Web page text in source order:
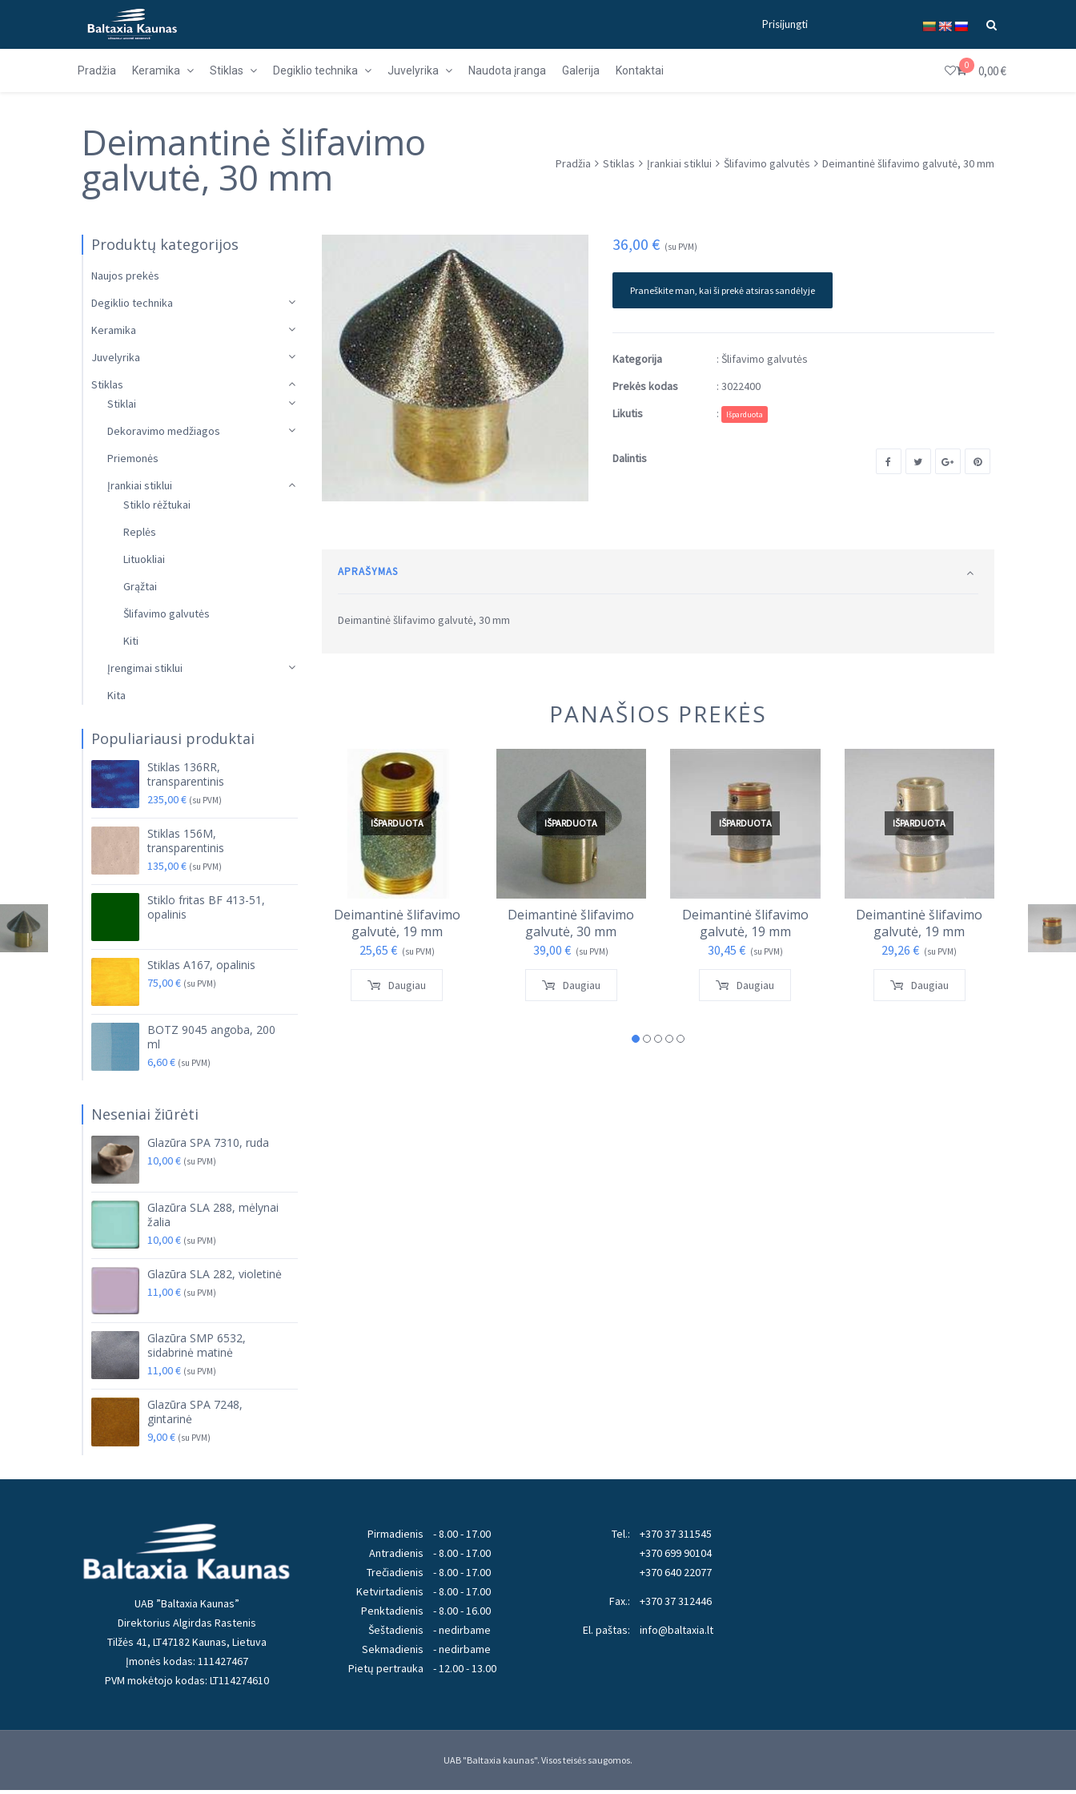
Prisijungti
Pradžia Keramika Stiklas Degiklio technika Juvelyrika Naudota įranga Galerija Kontaktai 0 0,00€
Deimantinė šlifavimo
galvutė, 30 mm Pradžia Stiklas Įrankiai stiklui Šlifavimo galvutės Deimantinė šlifavimo galvutė, 30 mm
36,00 € (su PVM)
Praneškite man, kai ši prekė atsiras sandėlyje
Kategorija : Šlifavimo galvutės
Prekės kodas
: 3022400
Likutis
: Išparduota
Dalintis
APRAŠYMAS
Deimantinė šlifavimo galvutė, 30 mm
PANAŠIOS PREKĖS
IŠPARDUOTA
Deimantinė šlifavimo
galvutė, 19 mm
25,65 € (su PVM)
Daugiau
IŠPARDUOTA
Deimantinė šlifavimo
galvutė, 30 mm
39,00€ (su PVM)
Daugiau
IŠPARDUOTA
Deimantinė šlifavimo
galvutė, 19 mm
30,45 € (su PVM)
Daugiau
IŠPARDUOTA
Deimantinė šlifavimo
galvutė, 19 mm
29,26€ (su PVM)
Daugiau
Produktų kategorijos
Naujos prekės
Degiklio technika
Keramika
Juvelyrika
Stiklas
Stiklai
Dekoravimo medžiagos
Priemonės
Įrankiai stiklui
Stiklo rėžtukai
Replės
Lituokliai
Grąžtai
Šlifavimo galvutės
Kiti
Įrengimai stiklui
Kita
Populiariausi produktai
Stiklas 136RR,
transparentinis
235,00€ (su PVM)
Stiklas 156M,
transparentinis
135,00€ (su PVM)
Stiklo fritas BF 413-51,
opalinis
Stiklas A167, opalinis
75,00€ (su PVM)
BOTZ 9045 angoba, 200
ml
6,60€ (su PVM)
Neseniai žiūrėti
Glazūra SPA 7310, ruda
10,00€ (su PVM)
Glazūra SLA 288, mėlynai
žalia
10,00€ (su PVM)
Glazūra SLA 282, violetinė
11,00€ (su PVM)
Glazūra SMP 6532,
sidabrinė matinė
11,00€ (su PVM)
Glazūra SPA 7248,
gintarinė
9,00€ (su PVM)
UAB ”Baltaxia Kaunas”
Direktorius Algirdas Rastenis
Tilžės 41, LT47182 Kaunas, Lietuva
Įmonės kodas: 111427467
PVM mokėtojo kodas: LT114274610
Pirmadienis
Antradienis
Trečiadienis
Ketvirtadienis
Penktadienis
Šeštadienis
Sekmadienis
Pietų pertrauka
- 8.00 - 17.00
- 8.00 - 17.00
- 8.00 - 17.00
- 8.00 - 17.00
- 8.00 - 16.00
- nedirbame
- nedirbame
- 12.00 - 13.00
Tel.:
+370 37 311545
+370 699 90104
+370 640 22077
Fax.:
+370 37 312446
El. paštas:
info@baltaxia.lt
UAB "Baltaxia kaunas". Visos teisės saugomos.